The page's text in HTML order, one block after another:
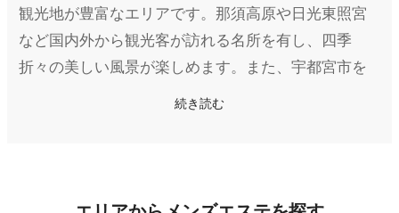
観光地が豊富なエリアです。那須高原や日光東照宮
など国内外から観光客が訪れる名所を有し、四季
折々の美しい風景が楽しめます。また、宇都宮市を
中心に栃木県全体で豊かなグルメ文化が広がり、中
続き読む